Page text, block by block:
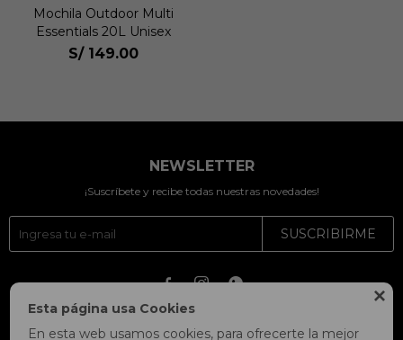

Esta página usa Cookies
En esta web usamos cookies, para ofrecerte la mejor
Mochila Outdoor Multi
Essentials 20L Unisex
S/ 149.00
NEWSLETTER
¡Suscríbete y recibe todas nuestras novedades!
SUSCRIBIRME
  